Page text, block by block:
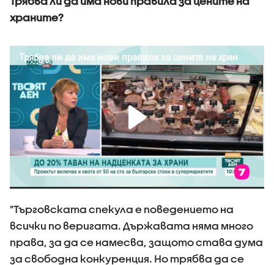
храните?
"Търговската спекула е поведението на
всички по веригата. Държавата няма много
права, за да се намесва, защото става дума
за свободна конкуренция. Но трябва да се